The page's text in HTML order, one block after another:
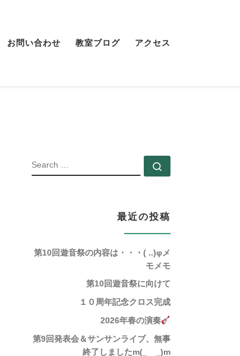
お問い合わせ 教室ブログ アクセス
SEARCH
最近の投稿
第10回遊音祭の内容は・・・( ..)φメ
モメモ
第10回遊音祭に向けて
１０周年記念クロス完成
2026年春の演奏
第9回発表会＆サンサンライブ、無事
終了しましたm(_ _)m